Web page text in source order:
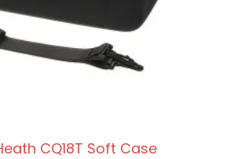
CQ18T Soft Case